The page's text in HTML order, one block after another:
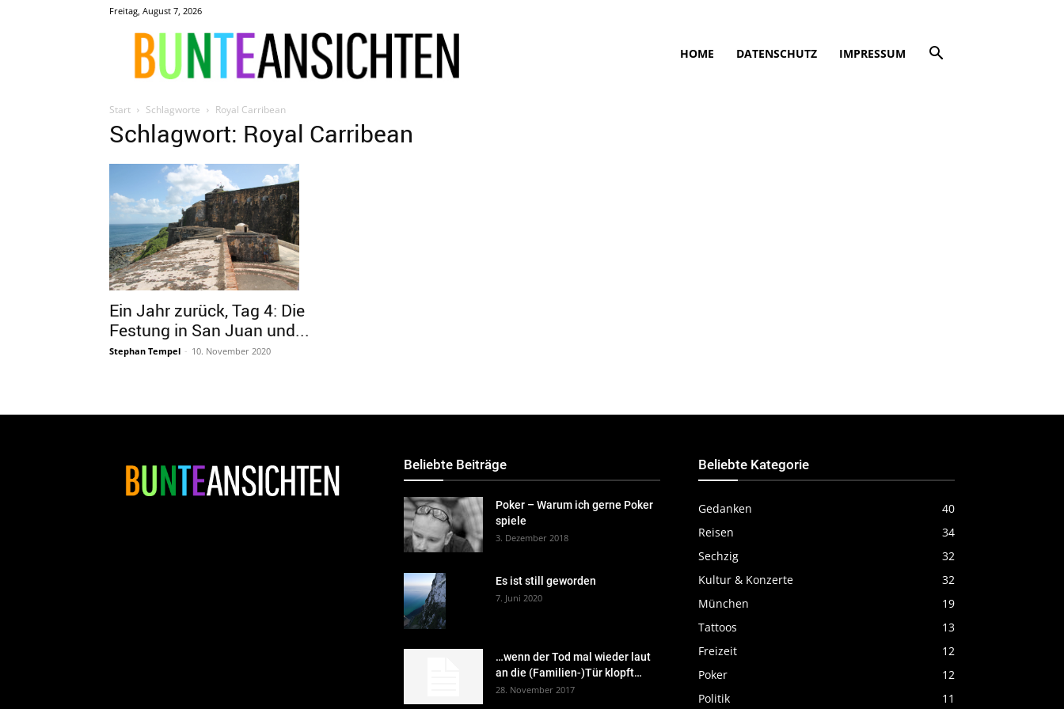
Freitag, August 7, 2026
HOME DATENSCHUTZ IMPRESSUM
Start Schlagworte Royal Carribean
Schlagwort: Royal Carribean
Ein Jahr zurück, Tag 4: Die
Festung in San Juan und...
Stephan Tempel - 10. November 2020
Beliebte Beiträge
Poker – Warum ich gerne Poker
spiele
3. Dezember 2018
Es ist still geworden
7. Juni 2020
…wenn der Tod mal wieder laut
an die (Familien-)Tür klopft…
28. November 2017
Beliebte Kategorie
Gedanken
40
Reisen
34
Sechzig
32
Kultur & Konzerte
32
München
19
Tattoos
13
Freizeit
12
Poker
12
Politik
11